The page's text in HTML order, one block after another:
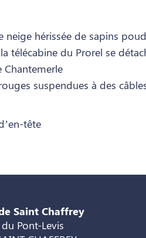
neige hérissée de sapins
télécabine du Prorel se
Chantemerle
suspendues à des
tête
Saint Chaffrey
Pont-Levis